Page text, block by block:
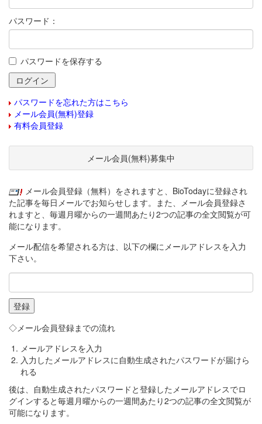
パスワード：
パスワードを保存する
パスワードを忘れた方はこちら
メール会員(無料)登録
有料会員登録
メール会員(無料)募集中
メール会員登録（無料）をされますと、BioTodayに登録され
た記事を毎日メールでお知らせします。また、メール会員登録さ
れますと、毎週月曜からの一週間あたり2つの記事の全文閲覧が可
能になります。
メール配信を希望される方は、以下の欄にメールアドレスを入力
下さい。
◇メール会員登録までの流れ
メールアドレスを入力
入力したメールアドレスに自動生成されたパスワードが届けら
れる
後は、自動生成されたパスワードと登録したメールアドレスでロ
グインすると毎週月曜からの一週間あたり2つの記事の全文閲覧が
可能になります。